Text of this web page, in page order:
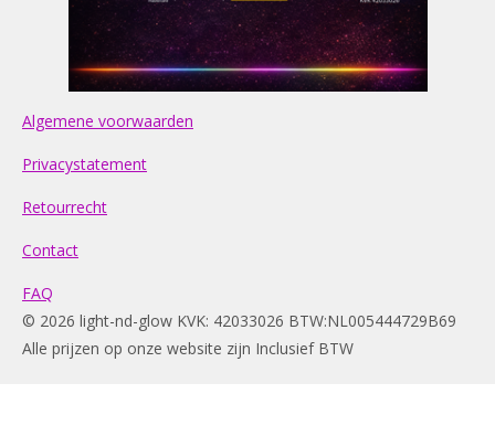
Algemene voorwaarden
Privacystatement
Retourrecht
Contact
FAQ
© 2026 light-nd-glow KVK: 42033026 BTW:NL005444729B69
Alle prijzen op onze website zijn Inclusief BTW